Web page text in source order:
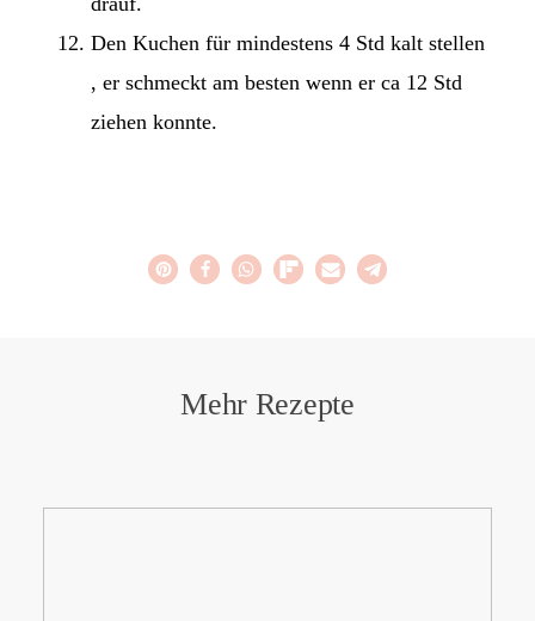
Den Kuchen für mindestens 4 Std kalt stellen
, er schmeckt am besten wenn er ca 12 Std
ziehen konnte.
Mehr Rezepte